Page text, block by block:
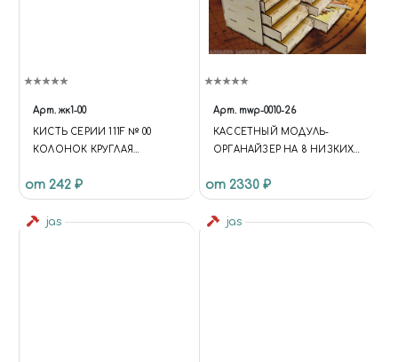
Арт. жк1-00
КИСТЬ СЕРИИ 111F № 00
КОЛОНОК КРУГЛАЯ
от 242 ₽
Арт. mwp-0010-26
КАСCЕТНЫЙ МОДУЛЬ-
ОРГАНАЙЗЕР НА 8 НИЗКИХ
от 2330 ₽
jas jas